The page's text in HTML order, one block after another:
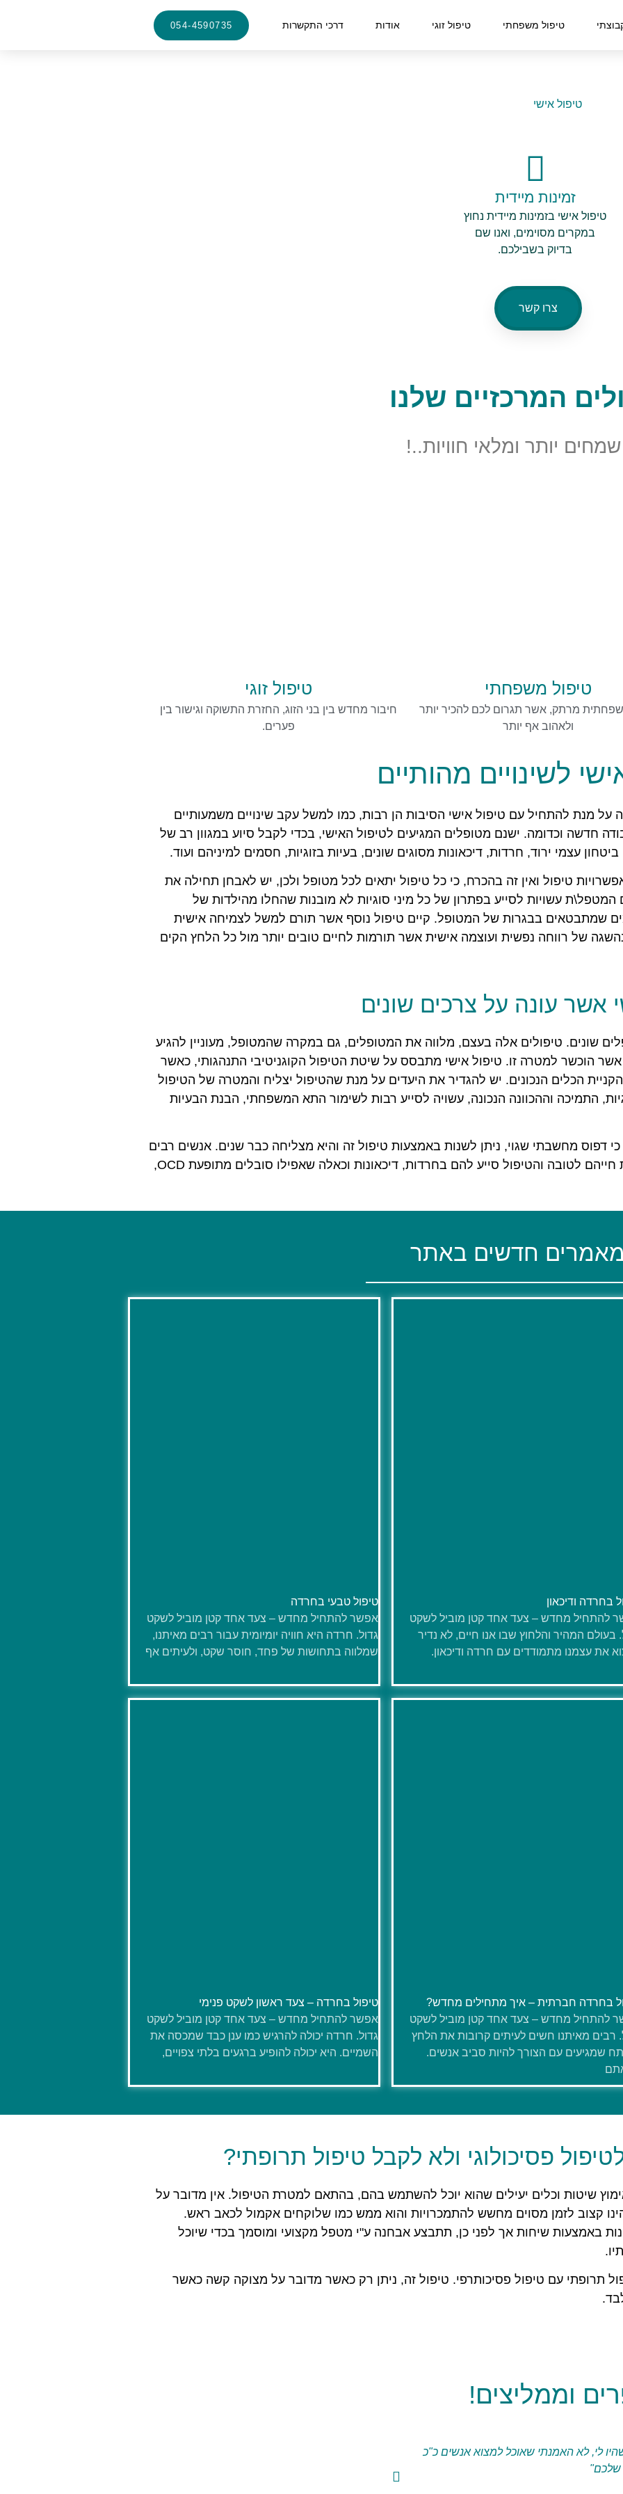
טיפול משפחתי טיפול זוגי אודות דרכי התקשרות 054-4590735
טיפול אישי
זמינות מיידית
טיפול אישי בזמינות מיידית נחוץ
במקרים מסוימים, ואנו שם
בדיוק בשבילכם.
צרו קשר
המרכזיים שלנו
יותר ומלאי חוויות..!
טיפול משפחתי
מרתק, אשר תגרום לכם להכיר יותר
ולאהוב אף יותר
טיפול זוגי
חיבור מחדש בין בני הזוג, החזרת התשוקה וגישור בין
פערים.
לשינויים מהותיים
מנת להתחיל עם טיפול אישי הסיבות הן רבות, כמו למשל עקב שינויים משמעותיים
חדשה וכדומה. ישנם מטופלים המגיעים לטיפול האישי, בכדי לקבל סיוע במגוון רב של
עצמי ירוד, חרדות, דיכאונות מסוגים שונים, בעיות בזוגיות, חסמים למיניהם ועוד.
טיפול ואין זה בהכרח, כי כל טיפול יתאים לכל מטופל ולכן, יש לאבחן תחילה את
עשויות לסייע בפתרון של כל מיני סוגיות לא מובנות שהחלו מהילדות של
שמתבטאים בבגרות של המטופל. קיים טיפול נוסף אשר תורם למשל לצמיחה אישית
של רווחה נפשית ועוצמה אישית אשר תורמות לחיים טובים יותר מול כל הלחץ הקים
אשר עונה על צרכים שונים
שונים. טיפולים אלה בעצם, מלווה את המטופלים, גם במקרה שהמטופל, מעוניין להגיע
הוכשר למטרה זו. טיפול אישי מתבסס על שיטת הטיפול הקוגניטיבי התנהגותי, כאשר
הכלים הנכונים. יש להגדיר את היעדים על מנת שהטיפול יצליח והמטרה של הטיפול
התמיכה וההכוונה הנכונה, עשויה לסייע רבות לשימור התא המשפחתי, הבנת הבעיות
דפוס מחשבתי שגוי, ניתן לשנות באמצעות טיפול זה והיא מצליחה כבר שנים. אנשים רבים
אשר עברו טיפול אישי באמצעות שיטה זו, הצליחו לשנות את חייהם לטובה והטיפול סייע להם בחרדות, דיכאונות וכאלה שאפילו סובלים מתופעת OCD,
חדשים באתר
בחרדה ודיכאון
להתחיל מחדש – צעד אחד קטן מוביל לשקט
בעולם המהיר והלחוץ שבו אנו חיים, לא נדיר
את עצמנו מתמודדים עם חרדה ודיכאון.
טיפול טבעי בחרדה
אפשר להתחיל מחדש – צעד אחד קטן מוביל לשקט
גדול. חרדה היא חוויה יומיומית עבור רבים מאיתנו,
שמלווה בתחושות של פחד, חוסר שקט, ולעיתים אף
בחרדה חברתית – איך מתחילים מחדש?
להתחיל מחדש – צעד אחד קטן מוביל לשקט
רבים מאיתנו חשים לעיתים קרובות את הלחץ
שמגיעים עם הצורך להיות סביב אנשים.
טיפול בחרדה – צעד ראשון לשקט פנימי
אפשר להתחיל מחדש – צעד אחד קטן מוביל לשקט
גדול. חרדה יכולה להרגיש כמו ענן כבד שמכסה את
השמיים. היא יכולה להופיע ברגעים בלתי צפויים,
פסיכולוגי ולא לקבל טיפול תרופתי?
שיטות וכלים יעילים שהוא יוכל להשתמש בהם, בהתאם למטרת הטיפול. אין מדובר על
קצוב לזמן מסוים מחשש להתמכרויות והוא ממש כמו שלוקחים אקמול לכאב ראש.
באמצעות שיחות אך לפני כן, תתבצע אבחנה ע"י מטפל מקצועי ומוסמך בכדי שיוכל
תרופתי עם טיפול פסיכותרפי. טיפול זה, ניתן רק כאשר מדובר על מצוקה קשה כאשר
וממליצים!
לי, לא האמנתי שאוכל למצוא אנשים כ"כ
שלכם"